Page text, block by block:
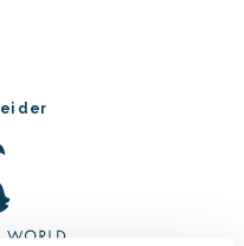
der